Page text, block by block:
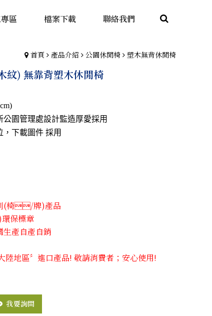
區 檔案下載 聯絡我們
首頁 產品介紹 公園休閒椅 塑木無背休閒椅
紋) 無靠背塑木休閒椅
公園管理處設計監造厚愛採用
下載圖件 採用
(椅​/牌)產品
保標章
生產自產自銷
陸地區〞進口產品! 敬請消費者；安心使用!
我要詢問